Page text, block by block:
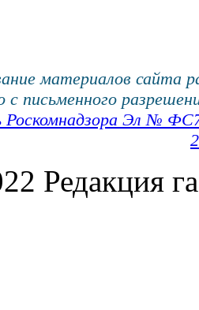
материалов сайта
с письменного
Роскомнадзора Эл №
Редакция